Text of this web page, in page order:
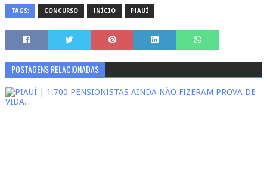
TAGS: CONCURSO INÍCIO PIAUÍ
POSTAGENS RELACIONADAS